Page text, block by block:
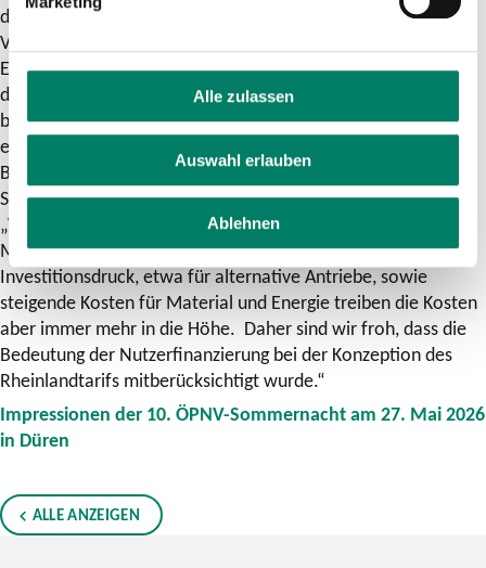
Alle zulassen
Auswahl erlauben
Ablehnen
der neuen Preisstufen galt es, die Balance zwischen der
Verträglichkeit für die Fahrgäste und der Sicherung der
Einnahmen der Verkehrsunternehmen zu halten. Das ist dank
der Expertise in den Verbundgesellschaften und bei dem
beauftragten Gutachter gelungen.“ In wenigen Fällen
entstehende Preishärten fängt eezy.nrw auf. Joachim Adler,
Bereichsleiter Finanzen und Vertrieb bei der Aachener
Straßenbahn und Energieversorgungs-AG (ASEAG), ergänzt:
„Wir wollen ein gutes Angebot für unsere Fahrgäste. Die
Menschen sollen zuverlässig und bequem reisen.
Investitionsdruck, etwa für alternative Antriebe, sowie
steigende Kosten für Material und Energie treiben die Kosten
aber immer mehr in die Höhe. Daher sind wir froh, dass die
Bedeutung der Nutzerfinanzierung bei der Konzeption des
Rheinlandtarifs mitberücksichtigt wurde.“
Impressionen der 10. ÖPNV-Sommernacht am 27. Mai 2026
in Düren
ALLE ANZEIGEN